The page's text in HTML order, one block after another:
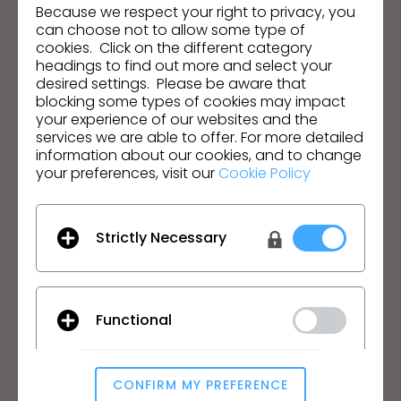
Endereço de e-mail
Aceito asCondições Gerais de Utilização
Condições
Adicionais do CLOe a Política de Privacidade .
Português
Produto
Teste Grátis
Funcionalidades
Preços
Oportunidades de Empregos
Serviço de Materiais
CLO-SET
Because we respect your right to privacy, you
can choose not to allow some type of
cookies. Click on the different category
headings to find out more and select your
desired settings. Please be aware that
blocking some types of cookies may impact
your experience of our websites and the
services we are able to offer. For more detailed
information about our cookies, and to change
your preferences, visit ourCookie Policy
Strictly Necessary
Functional
CONFIRM MY PREFERENCE